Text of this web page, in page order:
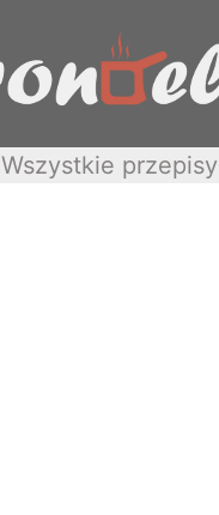
Wszystkie przepisy